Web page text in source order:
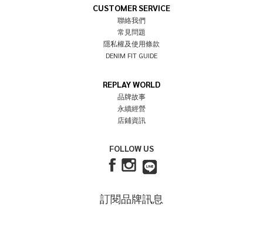
CUSTOMER SERVICE
聯絡我們
常見問題
隱私權及使用條款
DENIM FIT GUIDE
REPLAY WORLD
品牌故事
永續經營
店鋪資訊
FOLLOW US
訂閱品牌訊息